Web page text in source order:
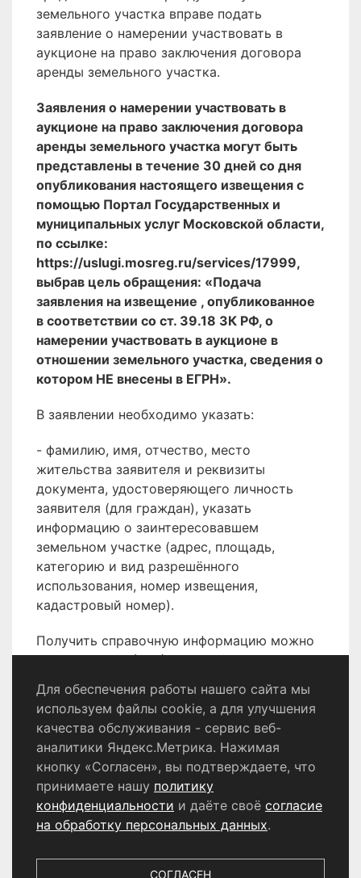
земельного участка вправе подать
заявление о намерении участвовать в
аукционе на право заключения договора
аренды земельного участка.
Заявления о намерении участвовать в
аукционе на право заключения договора
аренды земельного участка могут быть
представлены в течение 30 дней со дня
опубликования настоящего извещения с
помощью Портал Государственных и
муниципальных услуг Московской области,
по ссылке:
https://uslugi.mosreg.ru/services/17999,
выбрав цель обращения: «Подача
заявления на извещение , опубликованное
в соответствии со ст. 39.18 ЗК РФ, о
намерении участвовать в аукционе в
отношении земельного участка, сведения о
котором НЕ внесены в ЕГРН».
В заявлении необходимо указать:
- фамилию, имя, отчество, место
жительства заявителя и реквизиты
документа, удостоверяющего личность
заявителя (для граждан), указать
информацию о заинтересовавшем
земельном участке (адрес, площадь,
категорию и вид разрешённого
использования, номер извещения,
кадастровый номер).
Получить справочную информацию можно
по телефону 8 (496) 566-80-18.
Политика конфиденциальности
Согласие на обработку персональных данных
© 2024 - 2026 Сетевое издание «Информационный
портал Щёлково». Свидетельство о регистрации СМИ
Выдано Федеральной службой по надзору в сфере
связи, информационных технологий и массовых
Для обеспечения работы нашего сайта мы
используем файлы cookie, а для улучшения
качества обслуживания - сервис веб-
аналитики Яндекс.Метрика. Нажимая
кнопку «Согласен», вы подтверждаете, что
принимаете нашу политику
конфиденциальности и даёте своё согласие
на обработку персональных данных.
СОГЛАСЕН